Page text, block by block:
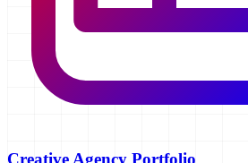
Creative Agency Portfolio